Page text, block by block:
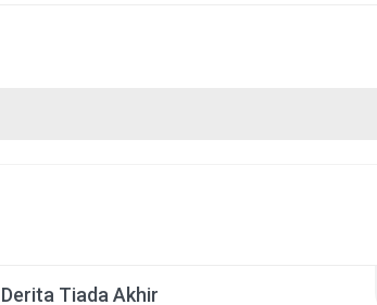
Derita Tiada Akhir